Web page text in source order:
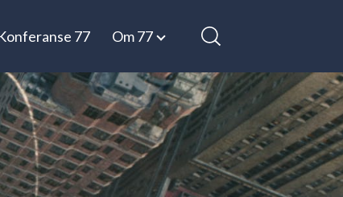
77 Om 77